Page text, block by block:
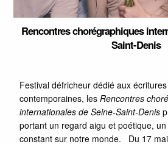
Rencontres chorégraphiques
Saint-Denis
Festival défricheur dédié aux
contemporaines, lesRencontres
internationales de Seine-Saint-Denis
portant un regard aigu et poétique,
constant sur notre monde. Du 17